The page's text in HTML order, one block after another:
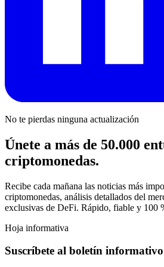
No te pierdas ninguna actualización
Únete a más de 50.000
criptomonedas.
Recibe cada mañana las noticias más
criptomonedas, análisis detallados del
exclusivas de DeFi. Rápido, fiable y 100
Hoja informativa
Suscríbete al boletín informativo